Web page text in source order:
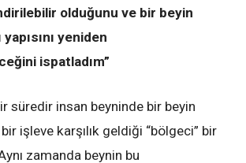
olduğunu ve bir beyin
yeniden
ispatladım”
süredir insan beyninde bir beyin
işleve karşılık geldiği “bölgeci” bir
zamanda beynin bu